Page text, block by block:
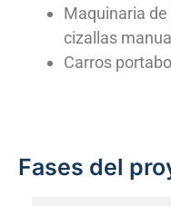
Maquinaria
cizallas
Carros
Fases del